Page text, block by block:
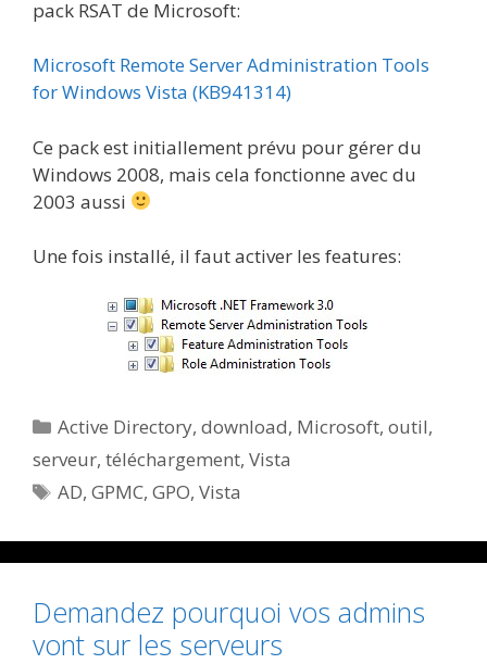
pack RSAT de Microsoft:
Microsoft Remote Server Administration Tools
for Windows Vista (KB941314)
Ce pack est initiallement prévu pour gérer du
Windows 2008, mais cela fonctionne avec du
2003 aussi
Une fois installé, il faut activer les features:
Catégories
Active Directory,download, Microsoft,outil,
serveur, téléchargement, Vista
Étiquettes
AD,GPMC,GPO,Vista
Demandez pourquoi vos admins
vont sur les serveurs